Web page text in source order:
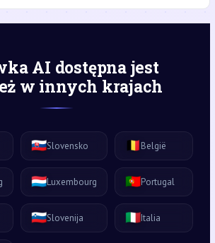
AI dostępna jest
w innych krajach
🇸🇰Slovensko 🇧🇪België
🇱🇺Luxembourg 🇵🇹Portugal
🇸🇮Slovenija 🇮🇹Italia